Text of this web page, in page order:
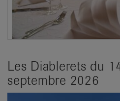
Les Diablerets du
septembre 2026